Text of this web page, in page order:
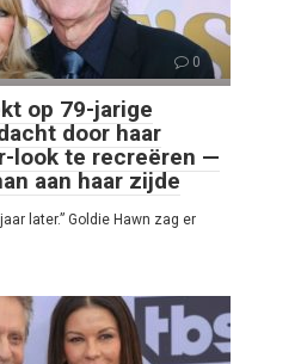
0
op 79-jarige
door haar
look te recreëren —
aan haar zijde
later.” Goldie Hawn zag er